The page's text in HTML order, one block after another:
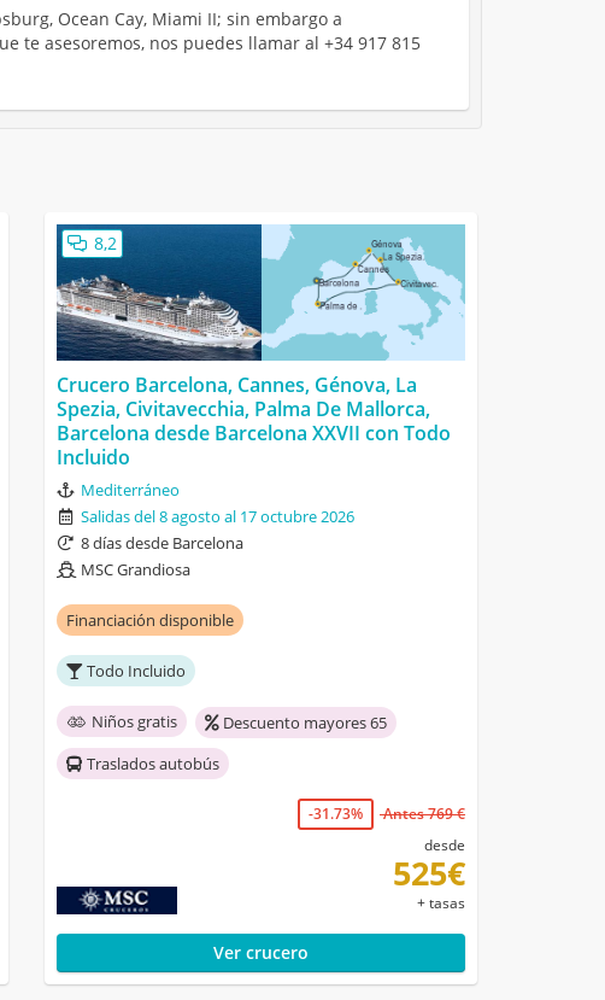
Ocean Cay, Miami II; sin embargo a
te asesoremos, nos puedes llamar al +34 917 815
8,2
Crucero Barcelona, Cannes, Génova, La
Spezia, Civitavecchia, Palma De Mallorca,
Barcelona desde Barcelona XXVII con Todo
Incluido
Mediterráneo
Salidas del 8 agosto al 17 octubre 2026
8 días desde Barcelona
MSC Grandiosa
Financiación disponible
Todo Incluido
Niños gratis
Descuento mayores 65
Traslados autobús
-31.73%
Antes 769 €
desde
525€
+ tasas
Ver crucero